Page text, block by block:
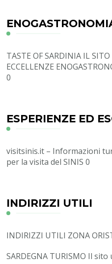
TASTE OF SARDINIA IL SITO
ECCELLENZE
0
ESPERIENZE ED
visitsinis.it – Informazioni
per la visita del SINIS 0
INDIRIZZI UTILI
INDIRIZZI UTILI ZONA
SARDEGNA TURISMO Il sito